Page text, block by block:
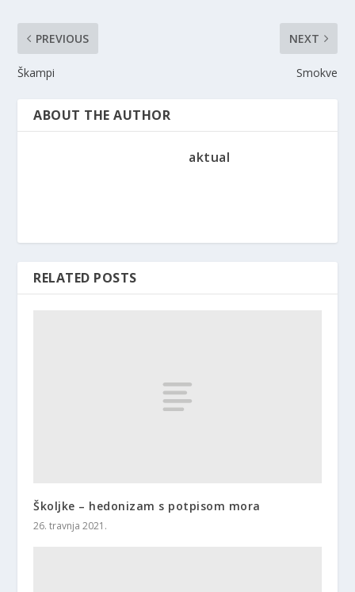
PREVIOUS
Škampi
NEXT
Smokve
ABOUT THE AUTHOR
aktual
RELATED POSTS
Školjke – hedonizam s potpisom mora
26. travnja 2021.